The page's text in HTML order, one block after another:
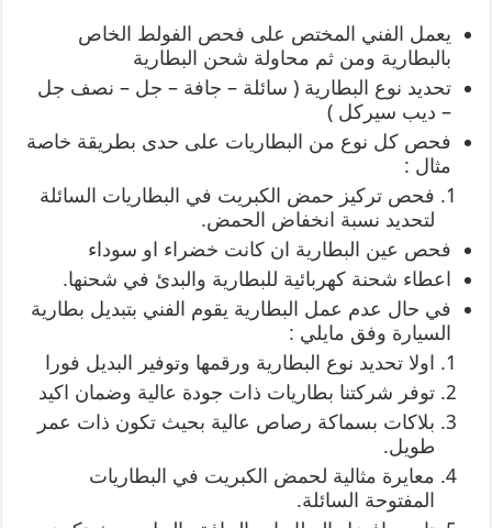
يعمل الفني المختص على فحص الفولط الخاص
بالبطارية ومن ثم محاولة شحن البطارية
تحديد نوع البطارية ( سائلة – جافة – جل – نصف جل
– ديب سيركل )
فحص كل نوع من البطاريات على حدى بطريقة خاصة
مثال :
فحص تركيز حمض الكبريت في البطاريات السائلة
لتحديد نسبة انخفاض الحمض.
فحص عين البطارية ان كانت خضراء او سوداء
اعطاء شحنة كهربائية للبطارية والبدئ في شحنها.
في حال عدم عمل البطارية يقوم الفني بتبديل بطارية
السيارة وفق مايلي :
اولا تحديد نوع البطارية ورقمها وتوفير البديل فورا
توفر شركتنا بطاريات ذات جودة عالية وضمان اكيد
بلاكات بسماكة رصاص عالية بحيث تكون ذات عمر
طويل.
معايرة مثالية لحمض الكبريت في البطاريات
المفتوحة السائلة.